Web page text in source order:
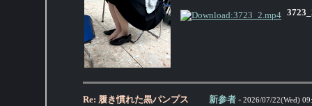
Re: 履き慣れた黒パンプス 新参者 - 2026/07/22(Wed)